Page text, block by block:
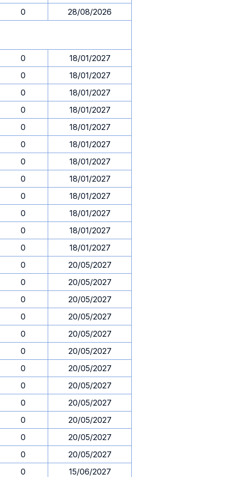
0
28/08/2026
0
18/01/2027
0
18/01/2027
0
18/01/2027
0
18/01/2027
0
18/01/2027
0
18/01/2027
0
18/01/2027
0
18/01/2027
0
18/01/2027
0
18/01/2027
0
18/01/2027
0
18/01/2027
0
20/05/2027
0
20/05/2027
0
20/05/2027
0
20/05/2027
0
20/05/2027
0
20/05/2027
0
20/05/2027
0
20/05/2027
0
20/05/2027
0
20/05/2027
0
20/05/2027
0
20/05/2027
0
15/06/2027